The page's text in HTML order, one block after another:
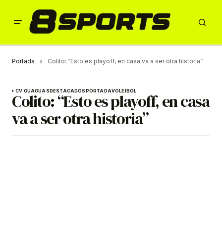
Portada Colito: “Esto es playoff, en casa va a ser otra historia”
CV GUAGUASDESTACADOSPORTADAVOLEIBOL
Colito: “Esto es playoff, en casa
va a ser otra historia”